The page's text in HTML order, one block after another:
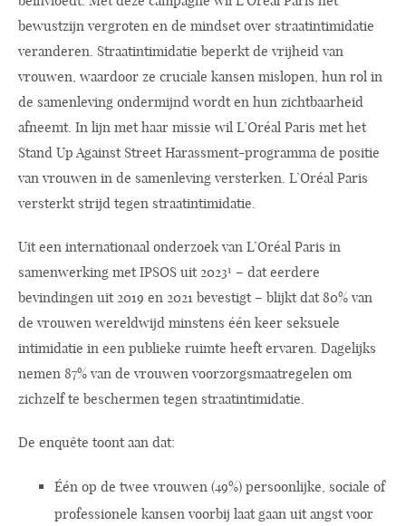
bewustzijn vergroten en de mindset over straatintimidatie
veranderen. Straatintimidatie beperkt de vrijheid van
vrouwen, waardoor ze cruciale kansen mislopen, hun rol in
de samenleving ondermijnd wordt en hun zichtbaarheid
afneemt. In lijn met haar missie wil L’Oréal Paris met het
Stand Up Against Street Harassment-programma de positie
van vrouwen in de samenleving versterken. L’Oréal Paris
versterkt strijd tegen straatintimidatie.
Uit een internationaal onderzoek van L’Oréal Paris in
samenwerking met IPSOS uit 2023¹ – dat eerdere
bevindingen uit 2019 en 2021 bevestigt – blijkt dat 80% van
de vrouwen wereldwijd minstens één keer seksuele
intimidatie in een publieke ruimte heeft ervaren. Dagelijks
nemen 87% van de vrouwen voorzorgsmaatregelen om
zichzelf te beschermen tegen straatintimidatie.
De enquête toont aan dat:
Één op de twee vrouwen (49%) persoonlijke, sociale of
professionele kansen voorbij laat gaan uit angst voor